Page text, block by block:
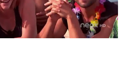
2022, 22:29